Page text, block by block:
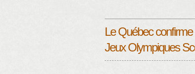
Le Québec
Jeux Olympiques